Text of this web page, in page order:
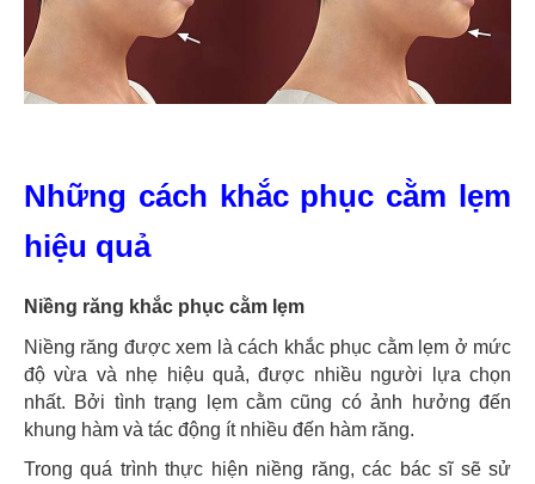
Những cách khắc phục cằm lẹm
hiệu quả
Niềng răng khắc phục cằm lẹm
Niềng răng được xem là cách khắc phục cằm lẹm ở mức
độ vừa và nhẹ hiệu quả, được nhiều người lựa chọn
nhất. Bởi tình trạng lẹm cằm cũng có ảnh hưởng đến
khung hàm và tác động ít nhiều đến hàm răng.
Trong quá trình thực hiện niềng răng, các bác sĩ sẽ sử